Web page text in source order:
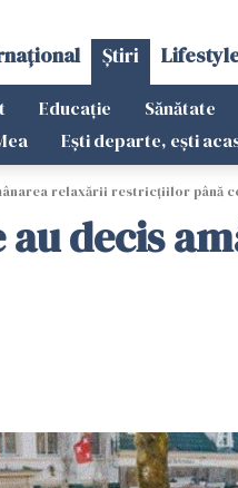
Știri
Educație Sănătate
Ești departe, ești
relaxării restricțiilor până
decis